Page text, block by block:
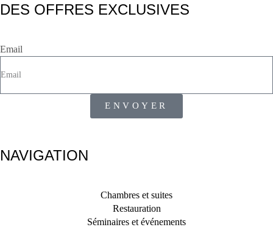
DES OFFRES EXCLUSIVES
Email
ENVOYER
NAVIGATION
Chambres et suites
Restauration
Séminaires et événements